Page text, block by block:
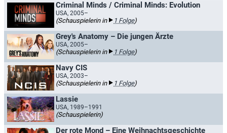
Criminal Minds / Criminal Minds: Evolution
USA, 2005–
(Schauspielerin in 1 Folge)
Grey's Anatomy – Die jungen Ärzte
USA, 2005–
(Schauspielerin in 1 Folge)
Navy CIS
USA, 2003–
(Schauspielerin in 1 Folge)
Lassie
USA, 1989–1991
(Schauspielerin)
Der rote Mond – Eine Weihnachtsgeschichte